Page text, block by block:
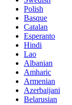
Polish
Basque
Catalan
Esperanto
Hindi
Lao
Albanian
Amharic
Armenian
Azerbaijani
Belarusian